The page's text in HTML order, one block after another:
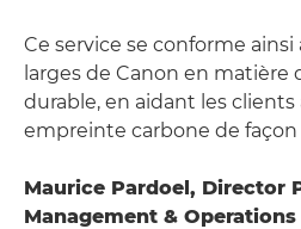
Ce service se conforme
larges de Canon en
durable, en aidant les
empreinte carbone de façon
Maurice Pardoel, Director
Management &